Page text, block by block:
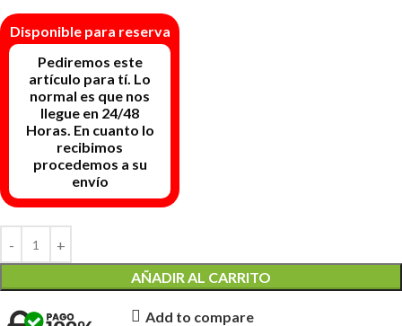
Disponible para reserva
AÑADIR AL CARRITO
Add to compare